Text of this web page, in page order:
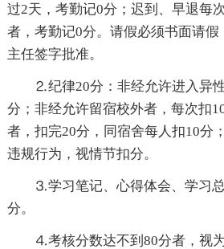
过2天，考勤记0分；迟到、早退每
者，考勤记0分。请假必须书面请
主任签字批准。
⒉纪律20分：非经允许进入异
分；非经允许留宿校外者，每次扣
者，扣完20分，同宿舍每人扣10分
违规行为，视情节扣分。
⒊学习笔记、心得体会、学习
分。
⒋考核分数达不到80分者，视